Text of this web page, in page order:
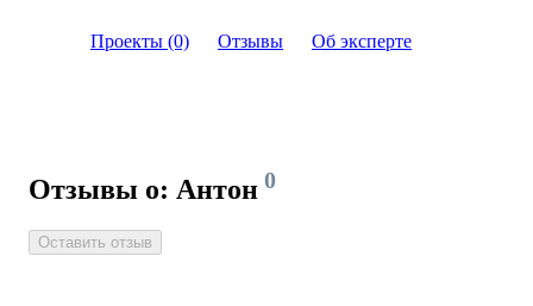
Проекты (0) Отзывы Об эксперте
Отзывы о: Антон 0
Оставить отзыв